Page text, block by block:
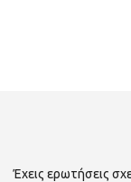
Έχεις ερωτήσεις